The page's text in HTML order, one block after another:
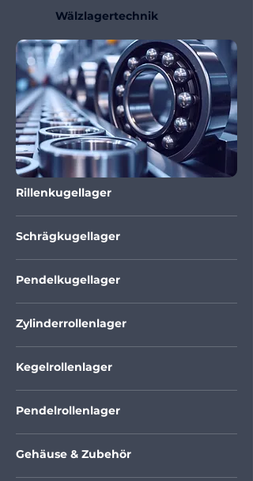
Wälzlagertechnik
Rillenkugellager
Schrägkugellager
Pendelkugellager
Zylinderrollenlager
Kegelrollenlager
Pendelrollenlager
Gehäuse & Zubehör